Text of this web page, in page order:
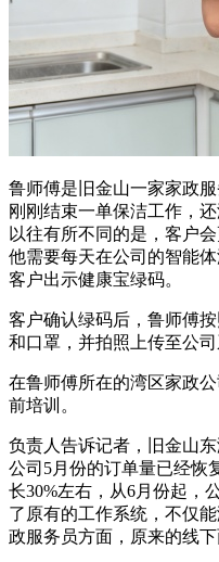
鲁师傅是旧金山一家家政
刚刚结束一单保洁工作，
以往有所不同的是，客户
他需要每天在公司的智能
客户出示健康宝绿码。
客户确认绿码后，鲁师傅
和口罩，并拍照上传至公司
在鲁师傅所在的湾区家政
前培训。
负责人告诉记者，旧金山
公司5月份的订单量已经恢
长30%左右，从6月份起，
了原有的工作系统，不仅
政服务员方面，原来的线